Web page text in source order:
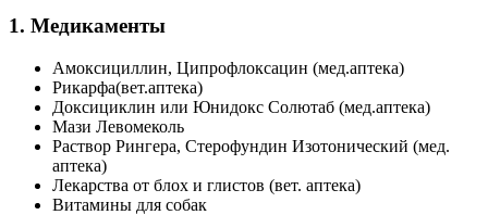
1. Медикаменты
Амоксициллин, Ципрофлоксацин (мед.аптека)
Рикарфа(вет.аптека)
Доксициклин или Юнидокс Солютаб (мед.аптека)
Мази Левомеколь
Раствор Рингера, Стерофундин Изотонический (мед.
аптека)
Лекарства от блох и глистов (вет. аптека)
Витамины для собак